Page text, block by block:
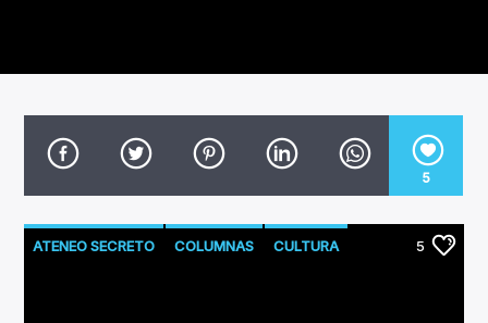
5
ATENEO SECRETO COLUMNAS CULTURA 5